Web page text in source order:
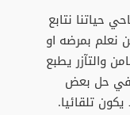
حياتنا نتابع
نعلم بمرضه او
والتآزر يطبع
في حل بعض
تلقائيا.